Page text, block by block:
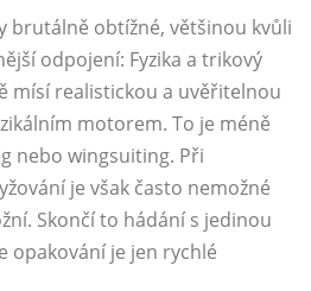
brutálně obtížné, většinou kvůli
odpojení: Fyzika a trikový
mísí realistickou a uvěřitelnou
motorem. To je méně
nebo wingsuiting. Při
je však často nemožné
Skončí to hádání s jedinou
opakování je jen rychlé